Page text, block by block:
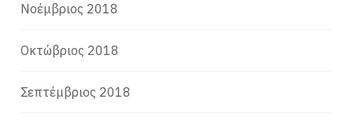
Νοέμβριος 2018
Οκτώβριος 2018
Σεπτέμβριος 2018